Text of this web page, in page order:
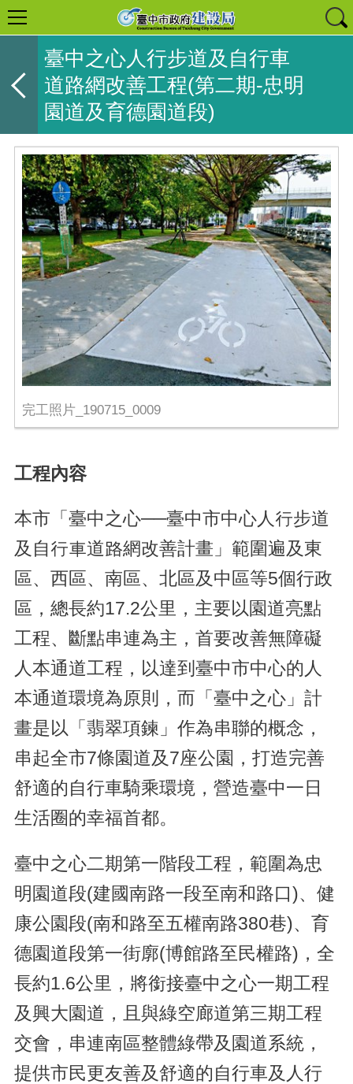
臺中之心人行步道及自行車
道路網改善工程(第二期-忠明
園道及育德園道段)
完工照片_190715_0009
工程內容
本市「臺中之心──臺中市中心人行步道
及自行車道路網改善計畫」範圍遍及東
區、西區、南區、北區及中區等5個行政
區，總長約17.2公里，主要以園道亮點
工程、斷點串連為主，首要改善無障礙
人本通道工程，以達到臺中市中心的人
本通道環境為原則，而「臺中之心」計
畫是以「翡翠項鍊」作為串聯的概念，
串起全市7條園道及7座公園，打造完善
舒適的自行車騎乘環境，營造臺中一日
生活圈的幸福首都。
臺中之心二期第一階段工程，範圍為忠
明園道段(建國南路一段至南和路口)、健
康公園段(南和路至五權南路380巷)、育
德園道段第一街廓(博館路至民權路)，全
長約1.6公里，將銜接臺中之心一期工程
及興大園道，且與綠空廊道第三期工程
交會，串連南區整體綠帶及園道系統，
提供市民更友善及舒適的自行車及人行